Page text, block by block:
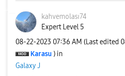
kahvemolası74
Expert Level 5
‎08-22-2023 07:36 AM (Last edited
Karasu ) in
Galaxy J